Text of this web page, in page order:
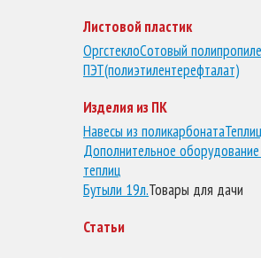
Листовой пластик
ОргстеклоСотовый
ПЭТ(полиэтилентерефталат)
Изделия из ПК
Навесы из поликарбоната
Дополнительное
теплиц
Бутыли 19л.Товары для дачи
Статьи